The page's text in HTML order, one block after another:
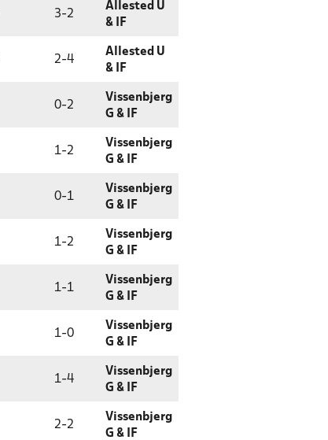
3-2
Allested U
& IF
2-4
Allested U
& IF
0-2
Vissenbjerg
G & IF
1-2
Vissenbjerg
G & IF
0-1
Vissenbjerg
G & IF
1-2
Vissenbjerg
G & IF
1-1
Vissenbjerg
G & IF
1-0
Vissenbjerg
G & IF
1-4
Vissenbjerg
G & IF
2-2
Vissenbjerg
G & IF